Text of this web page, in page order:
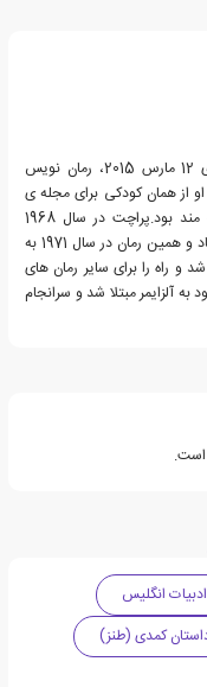
تری پراچت، زاده ی 28 آپریل 1948 و درگذشته ی 12 مارس 2015، رمان نویس
او از همان کودکی برای مجله ی
مدرسه داستان می نوشت و به نجوم بسیار علاقه مند بود.پراچت در سال 1968
داستانی از خود را به یک موسسه ی نشر کتاب فرستاد و همین رمان در سال 1971 به
و راه را برای سایر رمان های
آلزایمر مبتلا شد و سرانجام
ادبیات انگلیس
کمدی (طنز)